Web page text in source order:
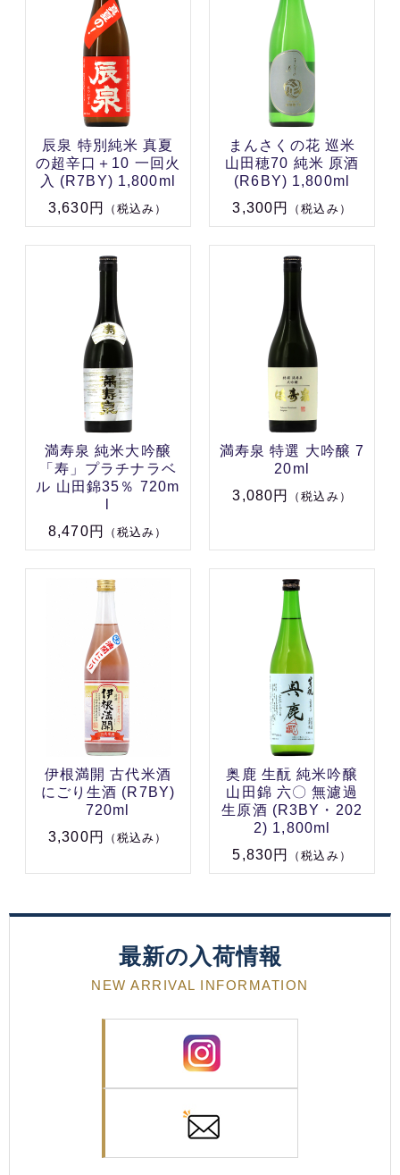
辰泉 特別純米 真夏
の超辛口＋10 一回火
入 (R7BY) 1,800ml
3,630円
（税込み）
まんさくの花 巡米
山田穂70 純米 原酒
(R6BY) 1,800ml
3,300円
（税込み）
満寿泉 純米大吟醸
「寿」プラチナラベ
ル 山田錦35％ 720m
8,470円
（税込み）
満寿泉 特選 大吟醸 7
20ml
3,080円
（税込み）
伊根満開 古代米酒
にごり生酒 (R7BY)
720ml
3,300円
（税込み）
奥鹿 生酛 純米吟醸
山田錦 六〇 無濾過
生原酒 (R3BY・202
2) 1,800ml
5,830円
（税込み）
最新の入荷情報
NEW ARRIVAL INFORMATION